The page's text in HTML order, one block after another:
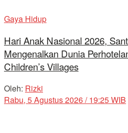
Gaya Hidup
Hari Anak Nasional 2026,
Mengenalkan Dunia
Children’s Villages
Oleh: Rizki
Rabu, 5 Agustus 2026 / 19:25 WIB